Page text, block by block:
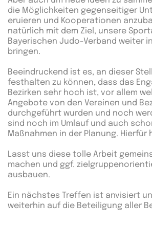
die Möglichkeiten gegenseitiger
eruieren und Kooperationen
natürlich mit dem Ziel, unsere
Bayerischen Judo-Verband weiter
bringen.
Beeindruckend ist es, an dieser
festhalten zu können, dass das
Bezirken sehr hoch ist, vor allem
Angebote von den Vereinen und
durchgeführt wurden und noch
sind noch im Umlauf und auch
Maßnahmen in der Planung. Hierfür
Lasst uns diese tolle Arbeit
machen und ggf.
ausbauen.
Ein nächstes Treffen ist anvisiert
weiterhin auf die Beteiligung aller